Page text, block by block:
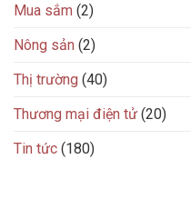
Mua sắm (2)
Nông sản (2)
Thị trường (40)
Thương mại điện tử (20)
Tin tức (180)